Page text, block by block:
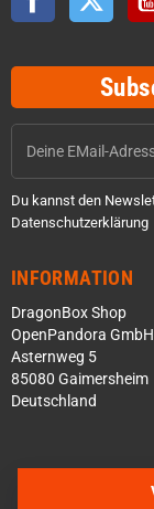
Du kannst den
Datenschutzerklärung
INFORMATION
DragonBox Shop
OpenPandora GmbH
Asternweg 5
85080 Gaimersheim
Deutschland